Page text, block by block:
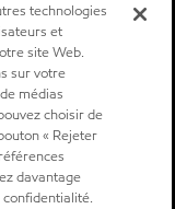
technologies
et
site Web.
sur votre
médias
choisir de
« Rejeter
davantage